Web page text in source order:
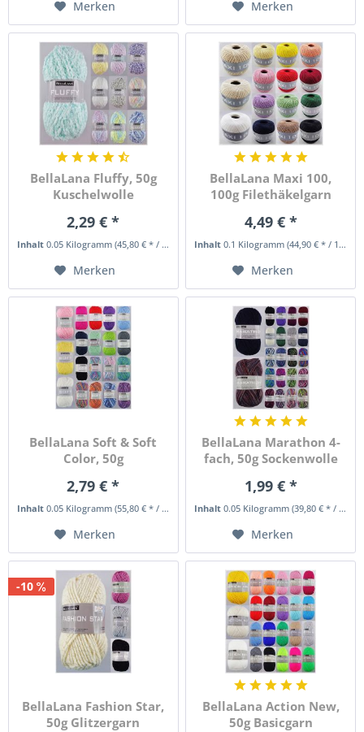
Merken Merken
BellaLana Fluffy, 50g
Kuschelwolle
2,29 € *
Inhalt0.05 Kilogramm(45,80 € * / 1 Kilogramm)
Merken
BellaLana Maxi 100,
100g Filethäkelgarn
4,49 € *
Inhalt0.1 Kilogramm(44,90 € * / 1 Kilogramm)
Merken
BellaLana Soft & Soft
Color, 50g
2,79 € *
Inhalt0.05 Kilogramm(55,80 € * / 1 Kilogramm)
Merken
BellaLana Marathon 4-
fach, 50g Sockenwolle
1,99 € *
Inhalt0.05 Kilogramm(39,80 € * / 1 Kilogramm)
Merken
-10
BellaLana Fashion Star,
50g Glitzergarn
BellaLana Action New,
50g Basicgarn